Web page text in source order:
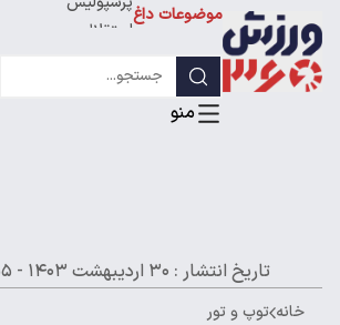
موضوعات داغپرسپولیس
لیگ قهرمانان
تاریخ انتشار : ۳۰ اردیبهشت ۱۴۰۳ - ۱۴:۵۵
خانه توپ و تور